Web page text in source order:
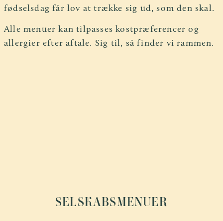
fødselsdag får lov at trække sig ud, som den skal.
Alle menuer kan tilpasses kostpræferencer og
allergier efter aftale. Sig til, så finder vi rammen.
SELSKABSMENUER